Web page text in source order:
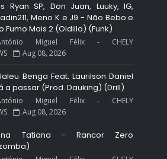
Ryan SP, Don Juan, Luuky, IG,
Meno K e J9 - Não Bebo e
Fumo Mais 2 (Oldilla) (Funk)
Miguel Félix - CHELY
Aug 08, 2026
Benga Feat. Laurilson Daniel
a passar (Prod. Dauking) (Drill)
Miguel Félix - CHELY
Aug 08, 2026
Tatiana - Rancor Zero